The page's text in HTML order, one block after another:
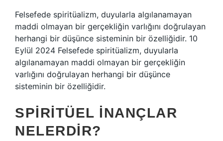
Felsefede spiritüalizm, duyularla algılanamayan
maddi olmayan bir gerçekliğin varlığını doğrulayan
herhangi bir düşünce sisteminin bir özelliğidir. 10
Eylül 2024 Felsefede spiritüalizm, duyularla
algılanamayan maddi olmayan bir gerçekliğin
varlığını doğrulayan herhangi bir düşünce
sisteminin bir özelliğidir.
SPIRITÜEL INANÇLAR
NELERDIR?